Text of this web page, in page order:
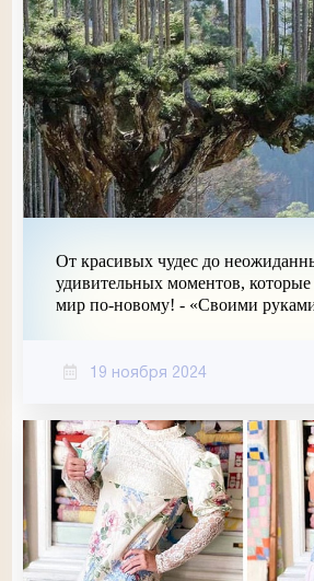
От красивых чудес до
удивительных моментов,
мир по-новому! - «Своими
19 ноября 2024